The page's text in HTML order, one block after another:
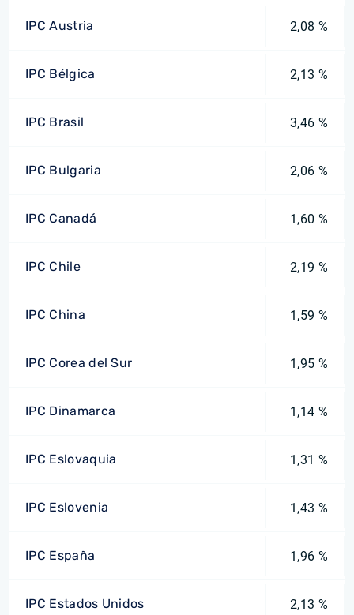
IPC Austria 2,08 %
IPC Bélgica 2,13 %
IPC Brasil 3,46 %
IPC Bulgaria 2,06 %
IPC Canadá 1,60 %
IPC Chile 2,19 %
IPC China 1,59 %
IPC Corea del Sur 1,95 %
IPC Dinamarca 1,14 %
IPC Eslovaquia 1,31 %
IPC Eslovenia 1,43 %
IPC España 1,96 %
IPC Estados Unidos 2,13 %